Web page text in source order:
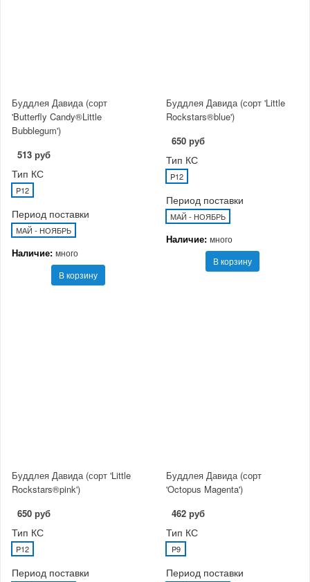
Буддлея Давида (сорт
'Butterfly Candy®Little
Bubblegum')
513 руб
Тип КС
P12
Период поставки
МАЙ - НОЯБРЬ
Наличие: много
В корзину
Буддлея Давида (сорт 'Little
Rockstars®blue')
650 руб
Тип КС
P12
Период поставки
МАЙ - НОЯБРЬ
Наличие: много
В корзину
Буддлея Давида (сорт 'Little
Rockstars®pink')
650 руб
Тип КС
P12
Период поставки
Буддлея Давида (сорт
'Octopus Magenta')
462 руб
Тип КС
P9
Период поставки